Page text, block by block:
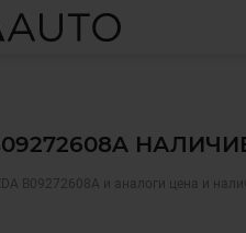
B09272608A и аналоги цена и